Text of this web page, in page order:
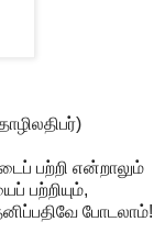
பற்றி என்றாலும்
பற்றியும்,
போடலாம்!